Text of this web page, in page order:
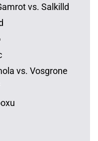
vs. Salkilld
vs. Vosgrone